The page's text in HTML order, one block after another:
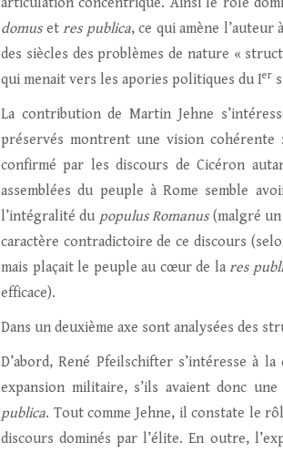
domusetres publica, ce qui amène
des siècles des problèmes de nature «
qui menait vers les apories politiques du Ier
La contribution de Martin Jehne
préservés montrent une vision cohérente
confirmé par les discours de Cicéron
assemblées du peuple à Rome semble
l’intégralité du populus Romanus(malgré un
caractère contradictoire de ce discours
mais plaçait le peuple au cœur de la res
efficace).
Dans un deuxième axe sont analysées des
D’abord, René Pfeilschifter s’intéresse à
expansion militaire, s’ils avaient donc
publica. Tout comme Jehne, il constate le
discours dominés par l’élite. En outre,